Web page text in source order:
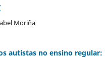
Moriña
autistas no ensino